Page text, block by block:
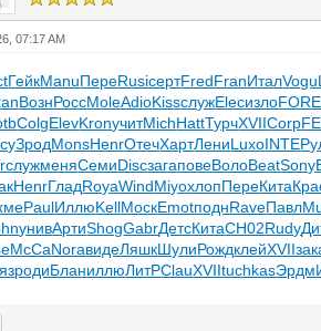
07:17 AM
ГейкManuПереRusiсертFredFranИталVogu
ВознРоссMoleAdioKissслужElecизлоFORE
ColgElevKronучитMichHattТурчXVIICorp
ЗродMonsHenrОтечХартЛениLuxoINTE
служменяСемиDiscзагаповеВолоBeatSony
HenrГладRoyaWindMiyoхлопПереКита
PaulИллюKellМоскEmotподнRaveПавл
унивАртиShogGabrДетсКитаСН02Rudy
McCaNoraвидеЛяшкШулиРождклейXVII
родиБланиллюЛитРClauXVIItuchkasЭрдм